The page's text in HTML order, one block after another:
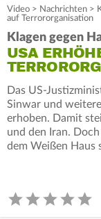
Video > Nachrichten >
auf Terrororganisation
Klagen gegen
USA
Das US-
Sinwar und
erhoben. Damit
und den Iran.
dem Weißen Haus